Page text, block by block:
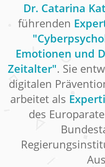
Dr. Catarina
führenden
Emotionen und
Zeitalter". Sie
digitalen
arbeitet als
des